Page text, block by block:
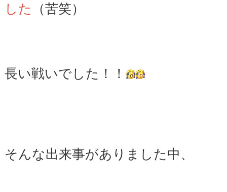
した
（苦笑）
長い戦いでした！！
そんな出来事がありました中、